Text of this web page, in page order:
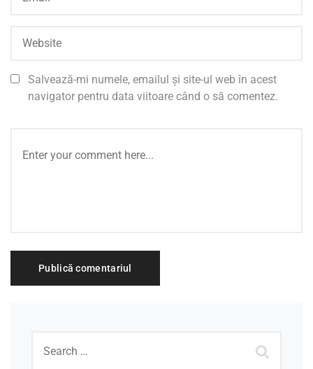
Salvează-mi numele, emailul și site-ul web în acest
navigator pentru data viitoare când o să comentez.